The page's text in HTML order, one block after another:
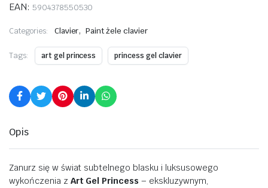
EAN: 5904378550530
Categories: Clavier, Paint żele clavier
Tags: art gel princess princess gel clavier
Opis
Zanurz się w świat subtelnego blasku i luksusowego
wykończenia z Art Gel Princess – ekskluzywnym,